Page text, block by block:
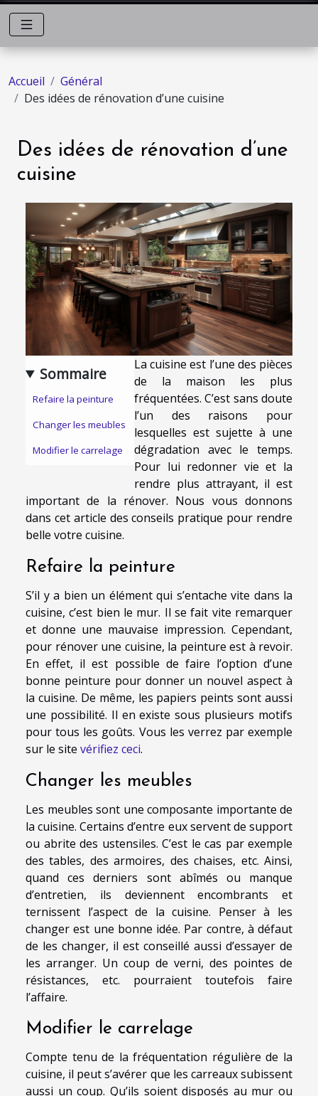
Accueil
Général
Des idées de rénovation d’une cuisine
Des idées de rénovation d’une
cuisine
Sommaire
Refaire la peinture
Changer les meubles
Modifier le carrelage
La cuisine est l’une des pièces
de la maison les plus
fréquentées. C’est sans doute
l’un des raisons pour
lesquelles est sujette à une
dégradation avec le temps.
Pour lui redonner vie et la
rendre plus attrayant, il est
important de la rénover. Nous vous donnons
dans cet article des conseils pratique pour rendre
belle votre cuisine.
Refaire la peinture
S’il y a bien un élément qui s’entache vite dans la
cuisine, c’est bien le mur. Il se fait vite remarquer
et donne une mauvaise impression. Cependant,
pour rénover une cuisine, la peinture est à revoir.
En effet, il est possible de faire l’option d’une
bonne peinture pour donner un nouvel aspect à
la cuisine. De même, les papiers peints sont aussi
une possibilité. Il en existe sous plusieurs motifs
pour tous les goûts. Vous les verrez par exemple
sur le site vérifiez ceci.
Changer les meubles
Les meubles sont une composante importante de
la cuisine. Certains d’entre eux servent de support
ou abrite des ustensiles. C’est le cas par exemple
des tables, des armoires, des chaises, etc. Ainsi,
quand ces derniers sont abîmés ou manque
d’entretien, ils deviennent encombrants et
ternissent l’aspect de la cuisine. Penser à les
changer est une bonne idée. Par contre, à défaut
de les changer, il est conseillé aussi d’essayer de
les arranger. Un coup de verni, des pointes de
résistances, etc. pourraient toutefois faire
l’affaire.
Modifier le carrelage
Compte tenu de la fréquentation régulière de la
cuisine, il peut s’avérer que les carreaux subissent
aussi un coup. Qu’ils soient disposés au mur ou